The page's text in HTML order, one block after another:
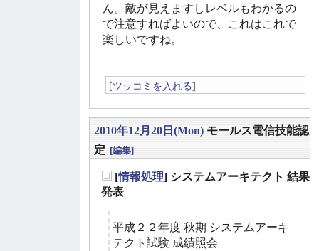
ん。敵が見えますしレベルもわかるの
で注意すればよいので、これはこれで
楽しいですね。
[ツッコミを入れる]
2010年12月20日(Mon) モールス電信技能認
定 [編集]
[情報処理] システムアーキテクト 結果
発表
平成２２年度 秋期 システムアーキ
テクト試験 成績照会